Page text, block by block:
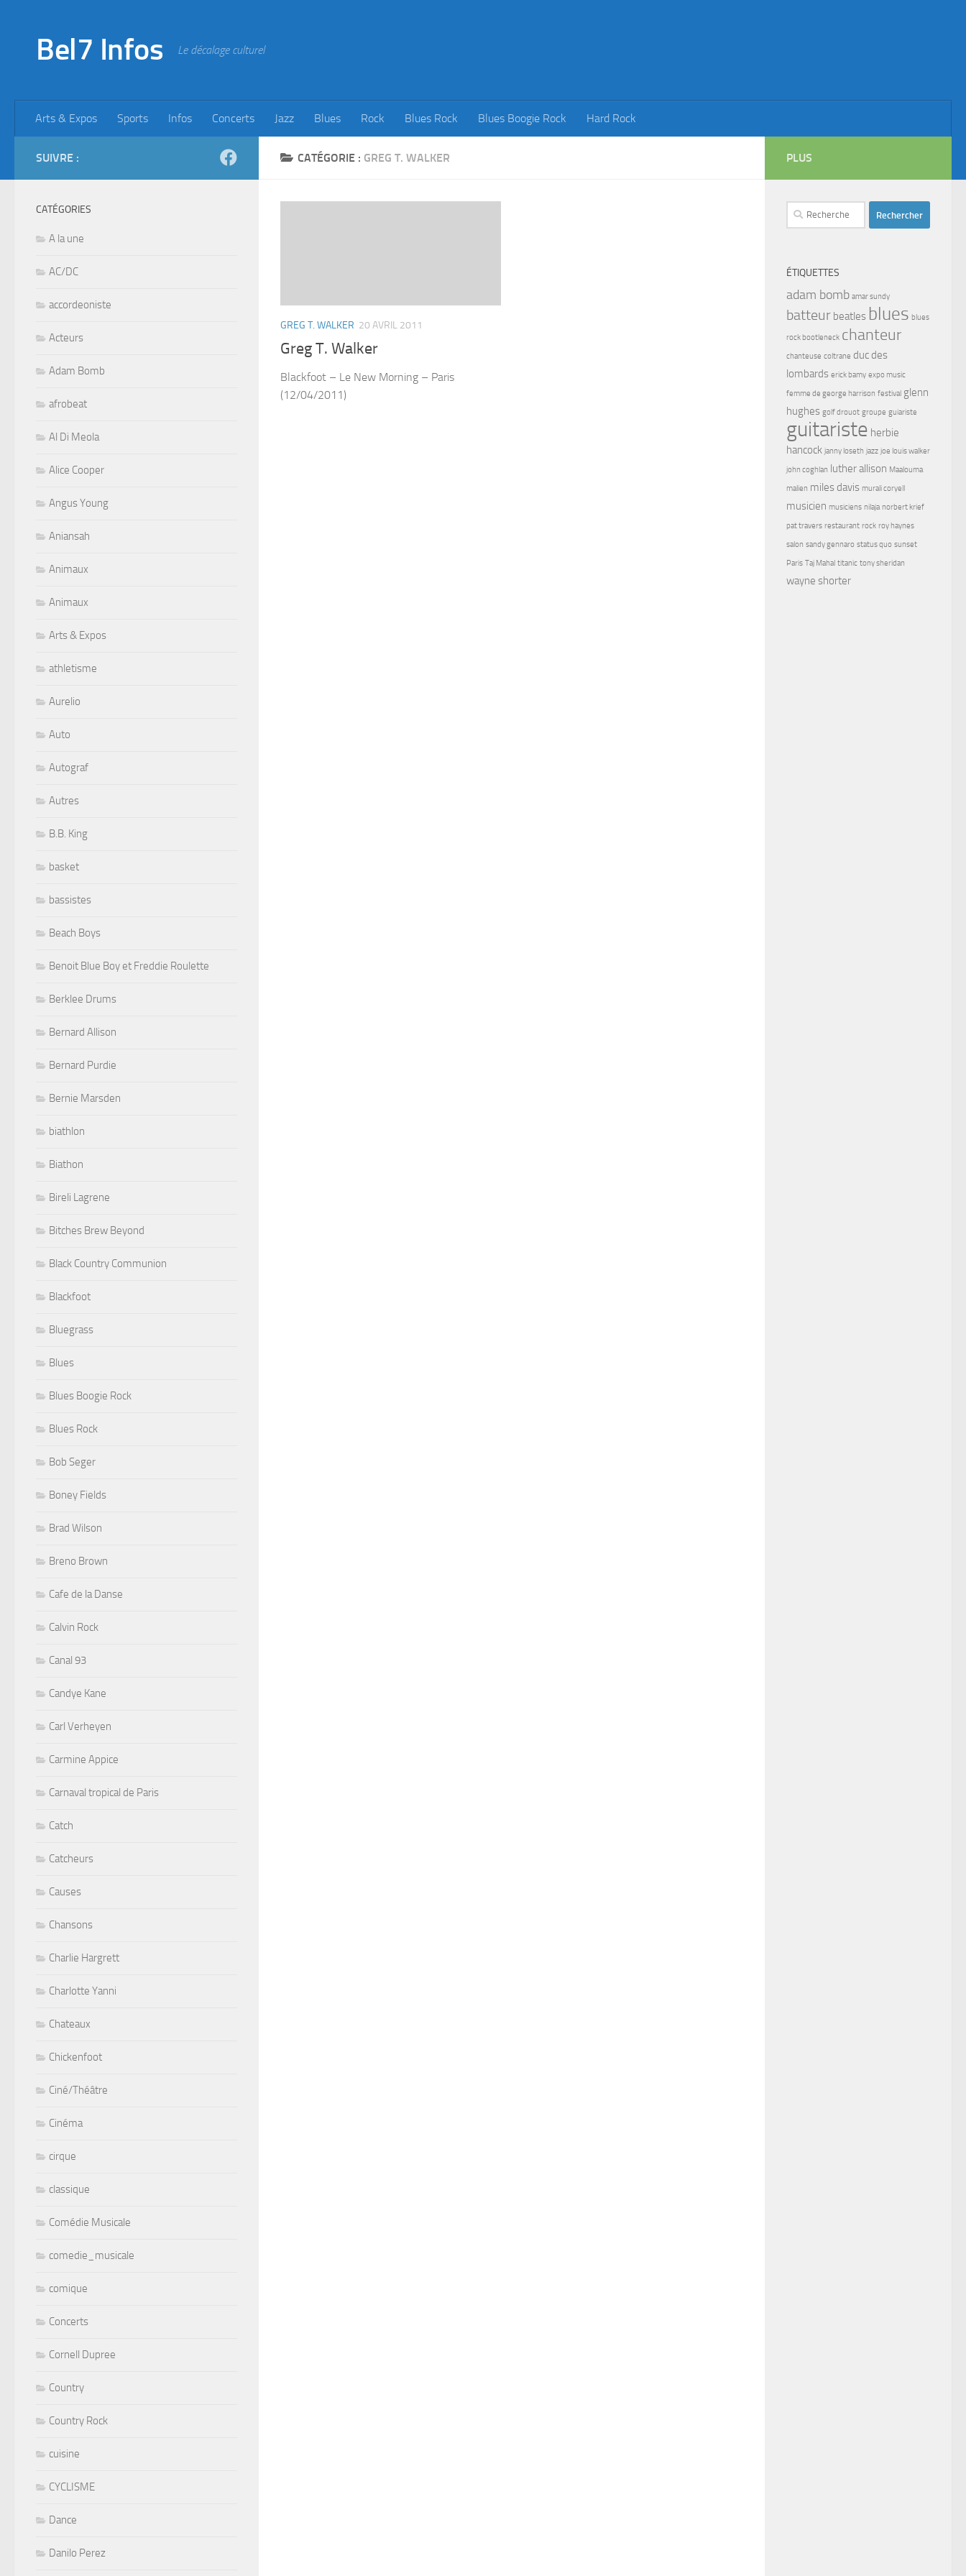
Bel7 Infos Le décalage culturel
Arts & Expos Sports Infos Concerts Jazz Blues Rock Blues Rock Blues Boogie Rock Hard Rock
CATÉGORIE : GREG T. WALKER
GREG T. WALKER 20 AVRIL 2011
Greg T. Walker
Blackfoot – Le New Morning – Paris
(12/04/2011)
SUIVRE :
CATÉGORIES
A la une
AC/DC
accordeoniste
Acteurs
Adam Bomb
afrobeat
Al Di Meola
Alice Cooper
Angus Young
Aniansah
Animaux
Animaux
Arts & Expos
athletisme
Aurelio
Auto
Autograf
Autres
B.B. King
basket
bassistes
Beach Boys
Benoit Blue Boy et Freddie Roulette
Berklee Drums
Bernard Allison
Bernard Purdie
Bernie Marsden
biathlon
Biathon
Bireli Lagrene
Bitches Brew Beyond
Black Country Communion
Blackfoot
Bluegrass
Blues
Blues Boogie Rock
Blues Rock
Bob Seger
Boney Fields
Brad Wilson
Breno Brown
Cafe de la Danse
Calvin Rock
Canal 93
Candye Kane
Carl Verheyen
Carmine Appice
Carnaval tropical de Paris
Catch
Catcheurs
Causes
Chansons
Charlie Hargrett
Charlotte Yanni
Chateaux
Chickenfoot
Ciné/Théâtre
Cinéma
cirque
classique
Comédie Musicale
comedie_musicale
comique
Concerts
Cornell Dupree
Country
Country Rock
cuisine
CYCLISME
Dance
Danilo Perez
PLUS
Rechercher :
ÉTIQUETTES
adam bomb amar sundy
batteur beatles blues blues
rock bootleneck chanteur
chanteuse coltrane duc des
lombards erick bamy expo music
femme de george harrison festival glenn
hughes golf drouot groupe guiariste
guitariste herbie
hancock janny loseth jazz joe louis walker
john coghlan luther allison Maalouma
malien miles davis murali coryell
musicien musiciens nilaja norbert krief
pat travers restaurant rock roy haynes
salon sandy gennaro status quo sunset
Paris Taj Mahal titanic tony sheridan
wayne shorter